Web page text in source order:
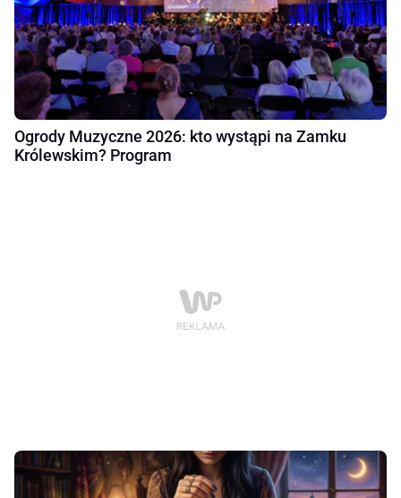
Ogrody Muzyczne 2026: kto wystąpi na Zamku
Królewskim? Program